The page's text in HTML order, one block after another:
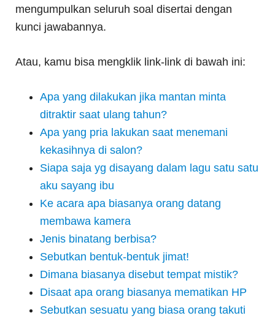
mengumpulkan seluruh soal disertai dengan
kunci jawabannya.
Atau, kamu bisa mengklik link-link di bawah ini:
Apa yang dilakukan jika mantan minta
ditraktir saat ulang tahun?
Apa yang pria lakukan saat menemani
kekasihnya di salon?
Siapa saja yg disayang dalam lagu satu satu
aku sayang ibu
Ke acara apa biasanya orang datang
membawa kamera
Jenis binatang berbisa?
Sebutkan bentuk-bentuk jimat!
Dimana biasanya disebut tempat mistik?
Disaat apa orang biasanya mematikan HP
Sebutkan sesuatu yang biasa orang takuti